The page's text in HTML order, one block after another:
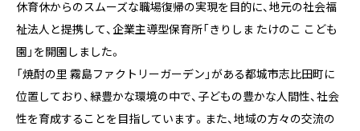
休育休からのスムーズな職場復帰の実現を目的に、地元の社会福
祉法人と提携して、企業主導型保育所「きりしま たけのこ こども
園」を開園しました。
「焼酎の里 霧島ファクトリーガーデン」がある都城市志比田町に
位置しており、緑豊かな環境の中で、子どもの豊かな人間性、社会
性を育成することを目指しています。また、地域の方々の交流の